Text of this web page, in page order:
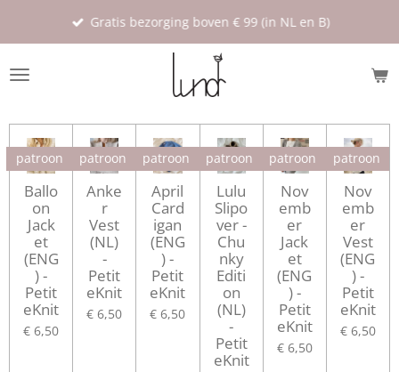
de
Gratis bezorging boven € 99 (in NL en B)
patroon
Ballo
on
Jack
et
(ENG
) -
Petit
eKnit
€ 6,50
patroon
Anke
r
Vest
(NL)
-
Petit
eKnit
€ 6,50
patroon
April
Card
igan
(ENG
) -
Petit
eKnit
€ 6,50
patroon
Lulu
Slipo
ver -
Chu
nky
Editi
on
(NL)
-
Petit
eKnit
patroon
Nov
emb
er
Jack
et
(ENG
) -
Petit
eKnit
€ 6,50
patroon
Nov
emb
er
Vest
(ENG
) -
Petit
eKnit
€ 6,50